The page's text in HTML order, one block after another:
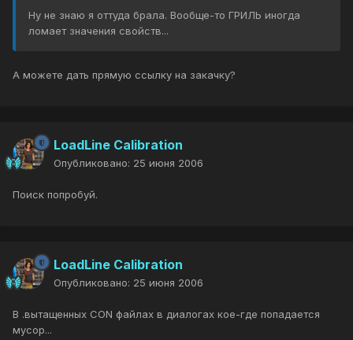
Ну не знаю я оттуда брала. Вообще-то ГРИЛЬ иногда
ломает значения свойств...
А можете дать прямую ссылку на закачку?
LoadLine Calibration
Опубликовано: 25 июня 2006
Поиск попробуй.
LoadLine Calibration
Опубликовано: 25 июня 2006
В .вытащенных CON файлах в диалогах кое-где попадается
мусор...